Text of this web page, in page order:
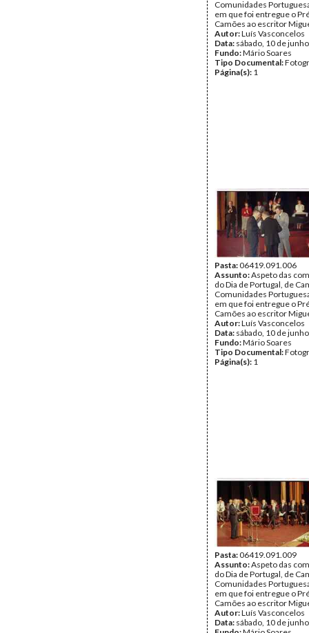
Comunidades
em que foi entregue o
Camões ao escritor
Autor:Luís Vasconcelos
Data: sábado, 10 de
Fundo:Mário Soares
Tipo Documental:
Página(s): 1
Pasta:06419.091.006
Assunto:Aspeto das
do Dia de Portugal, de
Comunidades
em que foi entregue o
Camões ao escritor
Autor:Luís Vasconcelos
Data: sábado, 10 de
Fundo:Mário Soares
Tipo Documental:
Página(s): 1
Pasta:06419.091.009
Assunto:Aspeto das
do Dia de Portugal, de
Comunidades
em que foi entregue o
Camões ao escritor
Autor:Luís Vasconcelos
Data: sábado, 10 de